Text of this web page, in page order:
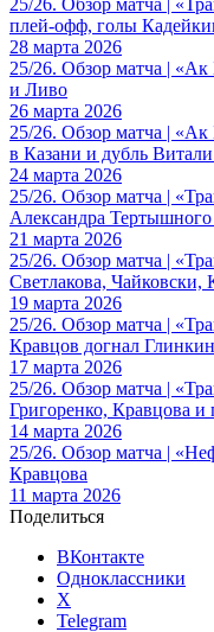
плей-офф, голы
28 марта 2026
25/26. Обзор матча |
и Ливо
26 марта 2026
25/26. Обзор матча |
в Казани и дубль
24 марта 2026
25/26. Обзор матча |
Александра
21 марта 2026
25/26. Обзор матча |
Светлакова,
19 марта 2026
25/26. Обзор матча |
Кравцов догнал
17 марта 2026
25/26. Обзор матча |
Григоренко, Кравцова и
14 марта 2026
25/26. Обзор матча |
Кравцова
11 марта 2026
Поделиться
ВКонтакте
Одноклассники
X
Telegram